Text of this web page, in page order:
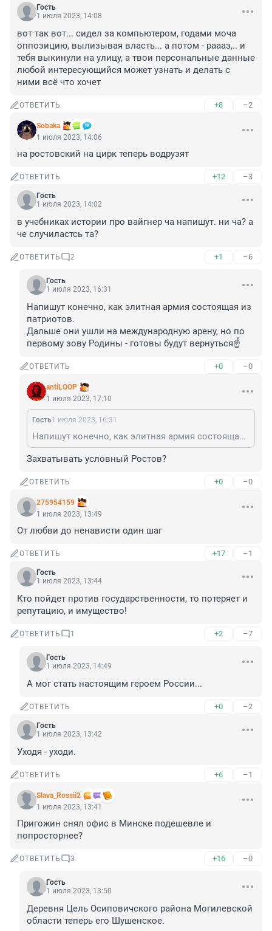
Гость
1 июля 2023, 14:08
вот так вот... сидел за компьютером, годами моча
оппозицию, вылизывая власть... а потом - раааз,.. и
тебя выкинули на улицу, а твои персональные данные
любой интересующийся может узнать и делать с
ними всё что хочет
ОТВЕТИТЬ +8 –2
Sobaka
1 июля 2023, 14:06
на ростовский на цирк теперь водрузят
ОТВЕТИТЬ +12 –3
Гость
1 июля 2023, 14:02
в учебниках истории про вайгнер ча напишут. ни ча? а
че случиластсь та?
ОТВЕТИТЬ 2 +1 –6
Гость
1 июля 2023, 16:31
Напишут конечно, как элитная армия состоящая из
патриотов.
Дальше они ушли на международную арену, но по
первому зову Родины - готовы будут вернуться☝
ОТВЕТИТЬ +0 –0
antiLOOP
1 июля 2023, 17:10
Гость1 июля 2023, 16:31
Напишут конечно, как элитная армия состоящая из патриотов. Дальше они ушли на международную арену, но по первому зову Родины - готовы будут вернуться☝
Захватывать условный Ростов?
ОТВЕТИТЬ +0 –0
275954159
1 июля 2023, 13:49
От любви до ненависти один шаг
ОТВЕТИТЬ +17 –1
Гость
1 июля 2023, 13:44
Кто пойдет против государственности, то потеряет и
репутацию, и имущество!
ОТВЕТИТЬ 1 +2 –7
Гость
1 июля 2023, 14:49
А мог стать настоящим героем России...
ОТВЕТИТЬ +0 –2
Гость
1 июля 2023, 13:42
Уходя - уходи.
ОТВЕТИТЬ +6 –1
Slava_Rossii2
1 июля 2023, 13:41
Пригожин снял офис в Минске подешевле и
попросторнее?
ОТВЕТИТЬ 3 +16 –0
Гость
1 июля 2023, 13:50
Деревня Цель Осиповичского района Могилевской
области теперь его Шушенское.